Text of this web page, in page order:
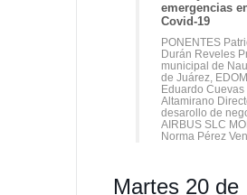
emergencias
Covid-19
PONENTES
Durán Reveles
municipal de
de Juárez,
Eduardo Cuevas
Altamirano
desarollo de
AIRBUS SLC
Norma Pérez
Martes 20 de